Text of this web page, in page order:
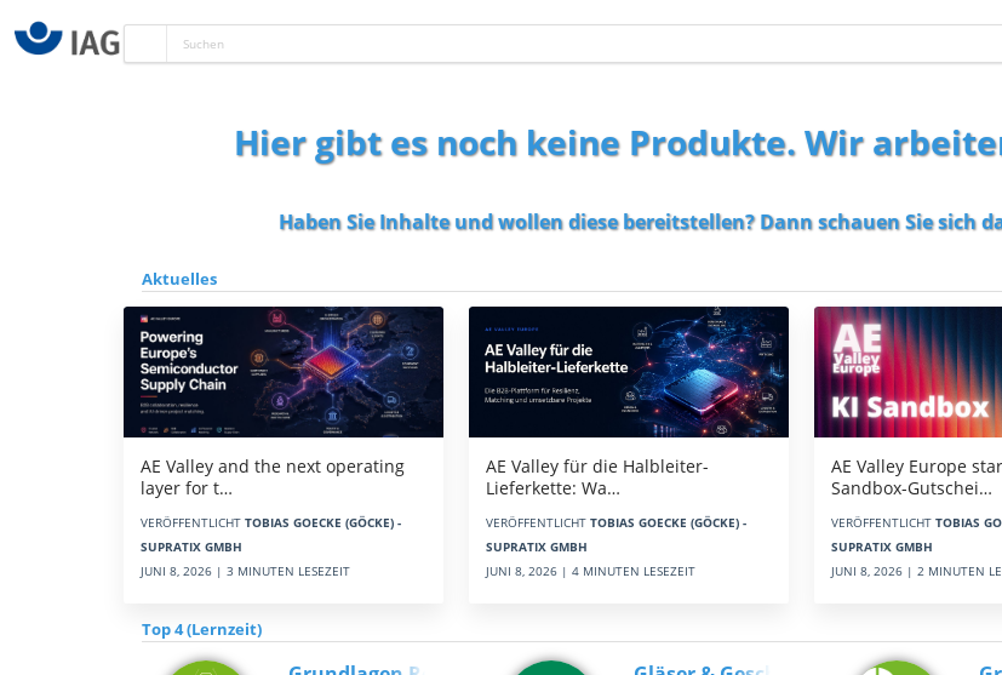
Hier gibt es noch keine Produkte. Wir
Haben Sie Inhalte und wollen diese bereitstellen? Dann schauen Sie sich
Aktuelles
AE Valley and the next operating
layer for t…
VERÖFFENTLICHT TOBIAS GOECKE (GÖCKE) -
SUPRATIX GMBH
JUNI 8, 2026 | 3 MINUTEN LESEZEIT
AE Valley für die Halbleiter-
Lieferkette: Wa…
VERÖFFENTLICHT TOBIAS GOECKE (GÖCKE) -
SUPRATIX GMBH
JUNI 8, 2026 | 4 MINUTEN LESEZEIT
AE Valley Europe
Sandbox-Gutschei…
VERÖFFENTLICHT TOBIAS
SUPRATIX GMBH
JUNI 8, 2026 | 2 MINUTEN
Top 4 (Lernzeit)